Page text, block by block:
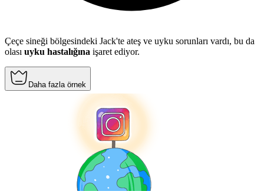
Çeçe sineği bölgesindeki Jack'te ateş ve uyku sorunları vardı, bu da
olası uyku hastalığına işaret ediyor.
Daha fazla örnek